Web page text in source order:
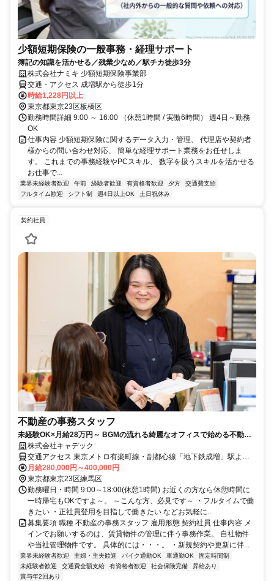
少額短期保険の一般事務・経理サポート
簿記の知識を活かせる／残業少なめ／駅チカ徒歩3分
株式会社ナミキ 少額短期保険事業部
交通・アクセス 成増駅から徒歩1分
時給1,228円以上
東京都東京23区板橋区
勤務時間詳細 9:00 ～ 16:00 （休憩1時間 / 実働6時間） 週4日～勤務
OK
仕事内容 少額短期保険に関するデータ入力・管理、 代理店や契約者
様からの問い合わせ対応、 簡単な経理サポート業務をお任せしま
す。 これまでの事務経験やPCスキル、 数字を扱うスキルを活かせる
お仕事で...
業界未経験者歓迎 午前 経験者歓迎 有資格者歓迎 夕方
交通費支給
フルタイム歓迎
シフト制 週4日以上OK 土日祝休み
契約社員
不動産の事務スタッフ
未経験OK×月給28万円～ BGMの流れる綺麗なオフィスで始める不動産
事務｜年休120日・車通勤OK
株式会社キャデック
交通アクセス 東京メトロ有楽町線・副都心線「地下鉄成増」駅より
徒歩10分 東武東上線「成増」駅より徒歩12分
月給280,000円～400,000円
東京都東京23区練馬区
勤務曜日・時間 9:00～18:00(休憩1時間) お近くの方なら休憩時間に
一時帰宅もOKですよ～。 ～こんな方、必見です～ ・フルタイムで働
きたい ・正社員登用を目指して働きたい などお気軽に...
募集要項 職種 不動産の事務スタッフ 雇用形態 契約社員 仕事内容 メ
インでお願いするのは、賃貸物件の管理に伴う事務作業。 自社物件
や当社管理物件です。 具体的には・・・。 ・新規契約や更新に伴...
業界未経験者歓迎 主婦・主夫歓迎 バイク通勤OK 車通勤OK
固定時間制
未経験者歓迎
交通費全額支給 有資格者歓迎 社会保険完備
昇給あり
賞与年2回あり